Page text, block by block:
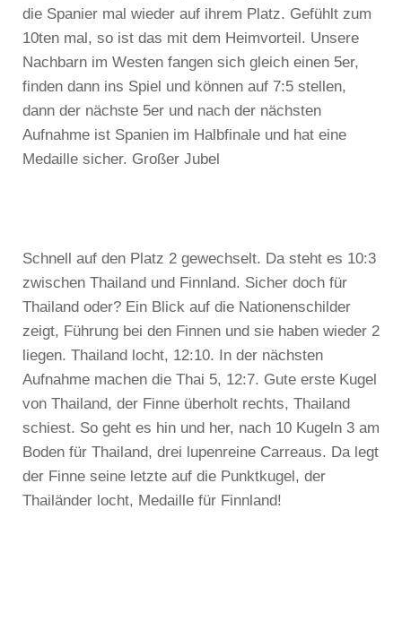
die Spanier mal wieder auf ihrem Platz. Gefühlt zum
10ten mal, so ist das mit dem Heimvorteil. Unsere
Nachbarn im Westen fangen sich gleich einen 5er,
finden dann ins Spiel und können auf 7:5 stellen,
dann der nächste 5er und nach der nächsten
Aufnahme ist Spanien im Halbfinale und hat eine
Medaille sicher. Großer Jubel
Schnell auf den Platz 2 gewechselt. Da steht es 10:3
zwischen Thailand und Finnland. Sicher doch für
Thailand oder? Ein Blick auf die Nationenschilder
zeigt, Führung bei den Finnen und sie haben wieder 2
liegen. Thailand locht, 12:10. In der nächsten
Aufnahme machen die Thai 5, 12:7. Gute erste Kugel
von Thailand, der Finne überholt rechts, Thailand
schiest. So geht es hin und her, nach 10 Kugeln 3 am
Boden für Thailand, drei lupenreine Carreaus. Da legt
der Finne seine letzte auf die Punktkugel, der
Thailänder locht, Medaille für Finnland!